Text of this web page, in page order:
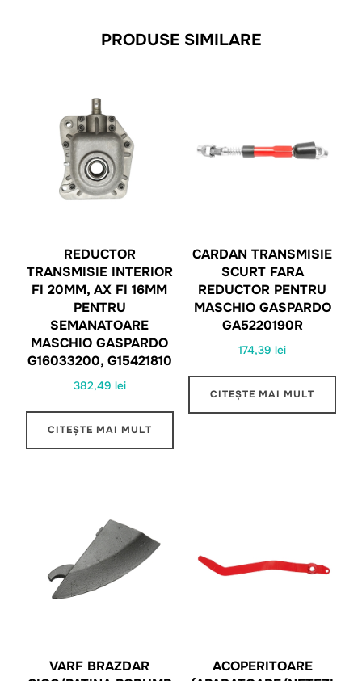
PRODUSE SIMILARE
REDUCTOR
TRANSMISIE INTERIOR
FI 20MM, AX FI 16MM
PENTRU
SEMANATOARE
MASCHIO GASPARDO
G16033200, G15421810
382,49 lei
CITEȘTE MAI MULT
CARDAN TRANSMISIE
SCURT FARA
REDUCTOR PENTRU
MASCHIO GASPARDO
GA5220190R
174,39lei
CITEȘTE MAI MULT
VARF BRAZDAR
ACOPERITOARE